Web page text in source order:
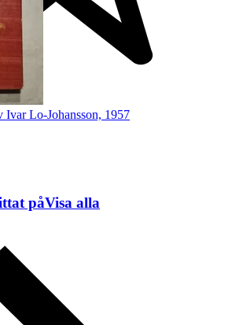
Lo-Johansson, 1957
påVisa alla